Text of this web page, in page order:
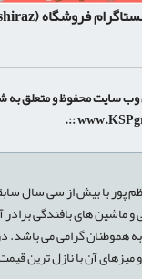
فروشگاه(janome_shiraz@)
::.
با بیش از سی سال سابقه
های بافندگی برادر
گرامی می باشد. در
آن با نازل ترین قیمت